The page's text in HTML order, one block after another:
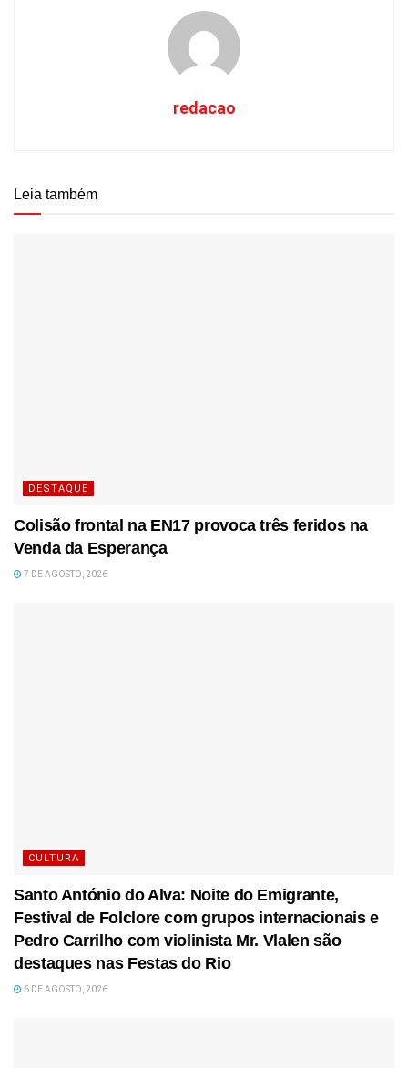
redacao
Leia também
DESTAQUE
Colisão frontal na EN17 provoca três feridos na
Venda da Esperança
7 DE AGOSTO, 2026
CULTURA
Santo António do Alva: Noite do Emigrante,
Festival de Folclore com grupos internacionais e
Pedro Carrilho com violinista Mr. Vlalen são
destaques nas Festas do Rio
6 DE AGOSTO, 2026